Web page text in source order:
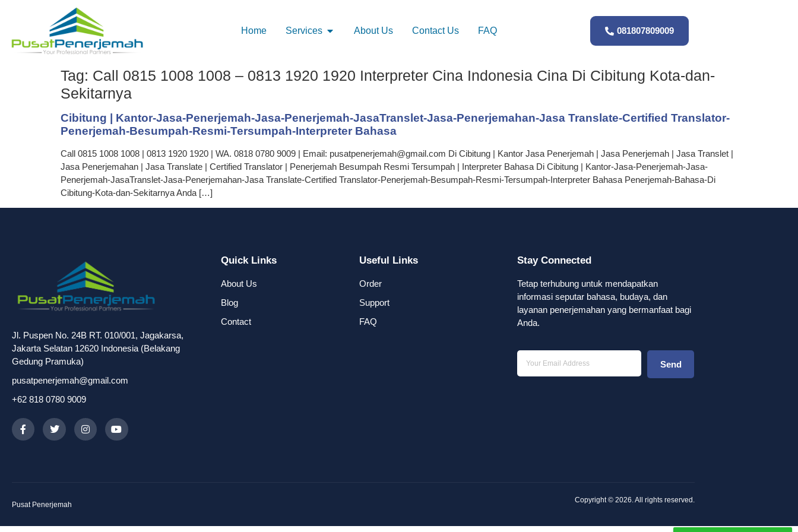
Home Services About Us Contact Us FAQ 081807809009
Tag: Call 0815 1008 1008 – 0813 1920 1920 Interpreter Cina Indonesia Cina Di Cibitung Kota-dan-
Sekitarnya
Cibitung | Kantor-Jasa-Penerjemah-Jasa-Penerjemah-JasaTranslet-Jasa-Penerjemahan-Jasa Translate-Certified Translator-
Penerjemah-Besumpah-Resmi-Tersumpah-Interpreter Bahasa
Call 0815 1008 1008 | 0813 1920 1920 | WA. 0818 0780 9009 | Email: pusatpenerjemah@gmail.com Di Cibitung | Kantor Jasa Penerjemah | Jasa Penerjemah | Jasa Translet |
Jasa Penerjemahan | Jasa Translate | Certified Translator | Penerjemah Besumpah Resmi Tersumpah | Interpreter Bahasa Di Cibitung | Kantor-Jasa-Penerjemah-Jasa-
Penerjemah-JasaTranslet-Jasa-Penerjemahan-Jasa Translate-Certified Translator-Penerjemah-Besumpah-Resmi-Tersumpah-Interpreter Bahasa Penerjemah-Bahasa-Di
Cibitung-Kota-dan-Sekitarnya Anda […]
Jl. Puspen No. 24B RT. 010/001, Jagakarsa,
Jakarta Selatan 12620 Indonesia (Belakang
Gedung Pramuka)
pusatpenerjemah@gmail.com
+62 818 0780 9009
Quick Links
About Us
Blog
Contact
Useful Links
Order
Support
FAQ
Stay Connected
Tetap terhubung untuk mendapatkan
informasi seputar bahasa, budaya, dan
layanan penerjemahan yang bermanfaat bagi
Anda.
Send
Pusat Penerjemah
Copyright © 2026. All rights reserved.